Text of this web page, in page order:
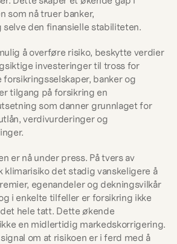
som nå truer banker,
den finansielle stabiliteten.
å overføre risiko, beskytte verdier
investeringer til tross for
forsikringsselskaper, banker og
tilgang på forsikring en
som danner grunnlaget for
verdivurderinger og
er nå under press. På tvers av
klimarisiko det stadig vanskeligere å
egenandeler og dekningsvilkår
i enkelte tilfeller er forsikring ikke
hele tatt. Dette økende
en midlertidig markedskorrigering.
om at risikoen er i ferd med å